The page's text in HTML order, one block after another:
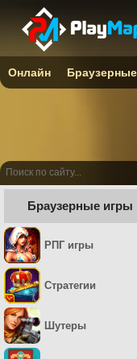
Браузерные игры
РПГ игры
Стратегии
Шутеры
Онлайн Браузерные